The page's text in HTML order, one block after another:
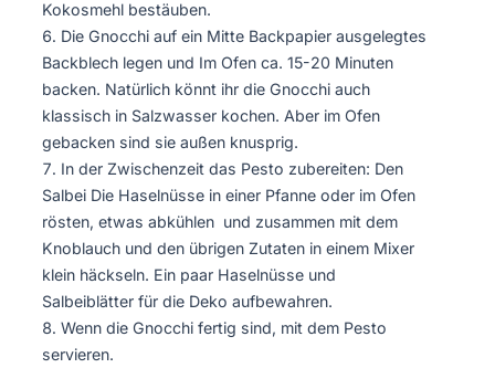
Kokosmehl bestäuben.
Die Gnocchi auf ein Mitte Backpapier ausgelegtes
Backblech legen und Im Ofen ca. 15-20 Minuten
backen. Natürlich könnt ihr die Gnocchi auch
klassisch in Salzwasser kochen. Aber im Ofen
gebacken sind sie außen knusprig.
In der Zwischenzeit das Pesto zubereiten: Den
Salbei Die Haselnüsse in einer Pfanne oder im Ofen
rösten, etwas abkühlen und zusammen mit dem
Knoblauch und den übrigen Zutaten in einem Mixer
klein häckseln. Ein paar Haselnüsse und
Salbeiblätter für die Deko aufbewahren.
Wenn die Gnocchi fertig sind, mit dem Pesto
servieren.